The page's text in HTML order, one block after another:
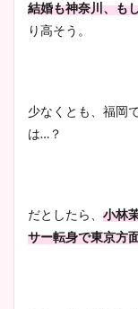
結婚も神奈川、も
り高そう。
少なくとも、福岡
は…？
だとしたら、 小林
サー転身で東京方